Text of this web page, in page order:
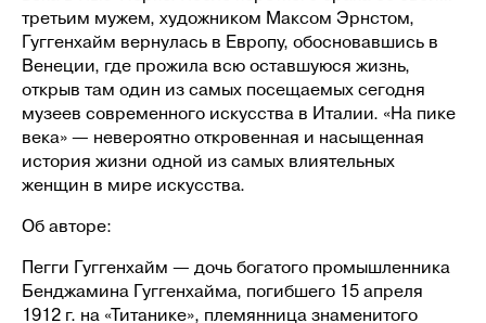
ИГРЫ ДЛЯ ПАР
ПОКАЗАТЬ ЕЩЕ
третьим мужем, художником Максом Эрнстом,
Гуггенхайм вернулась в Европу, обосновавшись в
Венеции, где прожила всю оставшуюся жизнь,
открыв там один из самых посещаемых сегодня
музеев современного искусства в Италии. «На пике
века» — невероятно откровенная и насыщенная
история жизни одной из самых влиятельных
женщин в мире искусства.
Об авторе:
Пегги Гуггенхайм — дочь богатого промышленника
Бенджамина Гуггенхайма, погибшего 15 апреля
1912 г. на «Титанике», племянница знаменитого